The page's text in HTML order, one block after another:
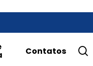
Contatos